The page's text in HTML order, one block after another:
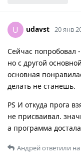
U udavst 20 янв
Сейчас попробовал
но с другой
основная
делать не станешь.
PS И откуда прога
не присваивал.
а программа
Андрейответили